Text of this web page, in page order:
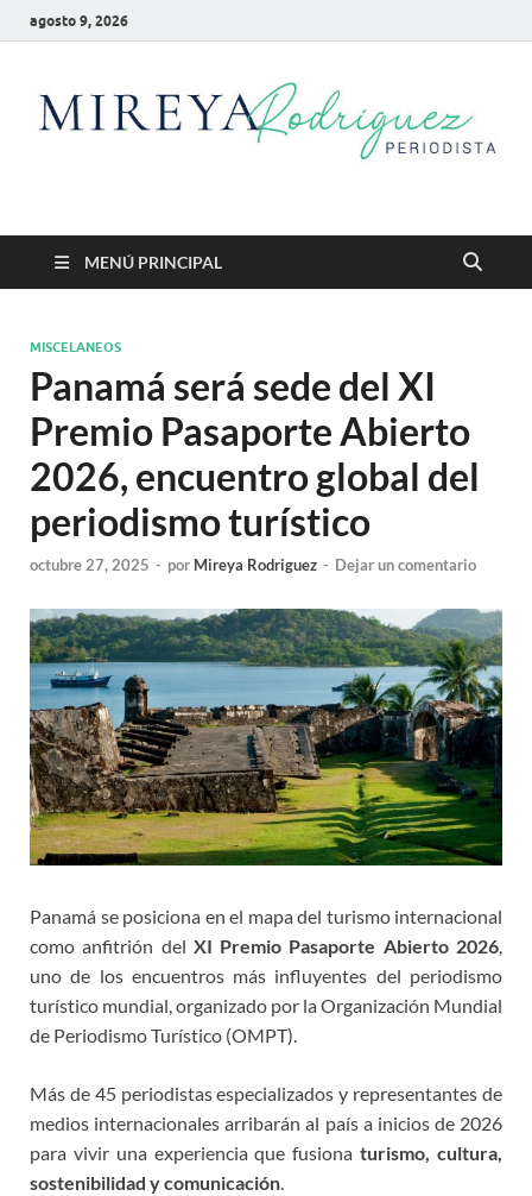
agosto 9, 2026
Mireya Rodriguez
MENÚ PRINCIPAL
MISCELANEOS
Panamá será sede del XI
Premio Pasaporte Abierto
2026, encuentro global del
periodismo turístico
octubre 27, 2025 - por Mireya Rodriguez - Dejar un comentario
Panamá se posiciona en el mapa del turismo internacional
como anfitrión del XI Premio Pasaporte Abierto 2026,
uno de los encuentros más influyentes del periodismo
turístico mundial, organizado por la Organización Mundial
de Periodismo Turístico (OMPT).
Más de 45 periodistas especializados y representantes de
medios internacionales arribarán al país a inicios de 2026
para vivir una experiencia que fusionaturismo, cultura,
sostenibilidad y comunicación.